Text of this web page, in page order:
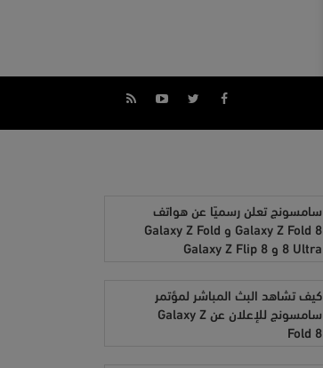
سامسونج تعلن رسميًا عن هواتف
Galaxy Z Fold 8 و Galaxy Z Fold
8 Ultra و Galaxy Z Flip 8
كيف تشاهد البث المباشر لمؤتمر
سامسونج للإعلان عن Galaxy Z
Fold 8